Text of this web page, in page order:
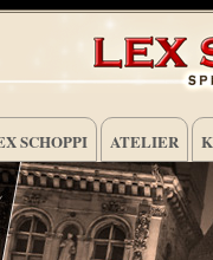
SCHOPPI ATELIER